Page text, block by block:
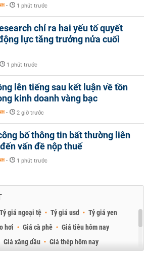
- 1 phút trước
chỉ ra hai yếu tố quyết
lực tăng trưởng nửa cuối
1 phút trước
lên tiếng sau kết luận về tồn
kinh doanh vàng bạc
- 2 giờ trước
bố thông tin bất thường liên
vấn đề nộp thuế
- 1 phút trước
Tỷ giá ngoại tệ Tỷ giá usd
Tỷ giá yen
hơi Giá cà phê
Giá tiêu hôm nay
Giá xăng dầu
Giá thép hôm nay